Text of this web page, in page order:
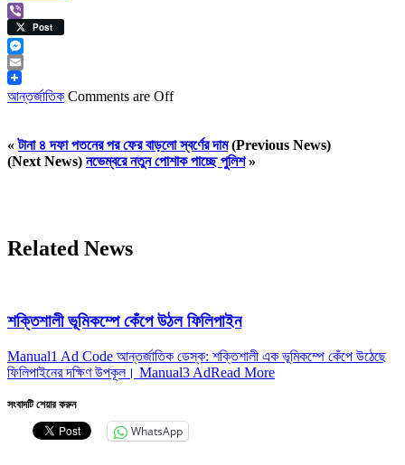
ViberPost
Messenger
Email
আন্তর্জাতিক Comments are Off
«টানা ৪ দফা পতনের পর ফের বাড়লো স্বর্ণের দাম(Previous News)
(Next News) নভেম্বরে নতুন পোশাক পাচ্ছে পুলিশ»
Related News
শক্তিশালী ভূমিকম্পে কেঁপে উঠল ফিলিপাইন
Manual1 Ad Code আন্তর্জাতিক ডেস্ক: শক্তিশালী এক ভূমিকম্পে কেঁপে উঠেছে
ফিলিপাইনের দক্ষিণ উপকূল। Manual3 AdRead More
সংবাদটি শেয়ার করুন
WhatsApp